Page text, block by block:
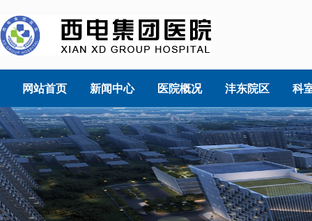
网站首页 新闻中心 医院概况 沣东院区 科